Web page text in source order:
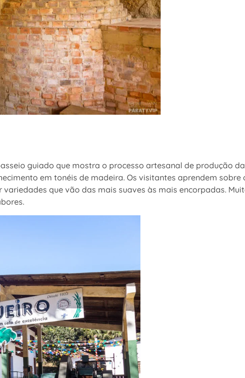
guiado que mostra o processo artesanal de produção
em tonéis de madeira. Os visitantes aprendem sobre
que vão das mais suaves às mais encorpadas.